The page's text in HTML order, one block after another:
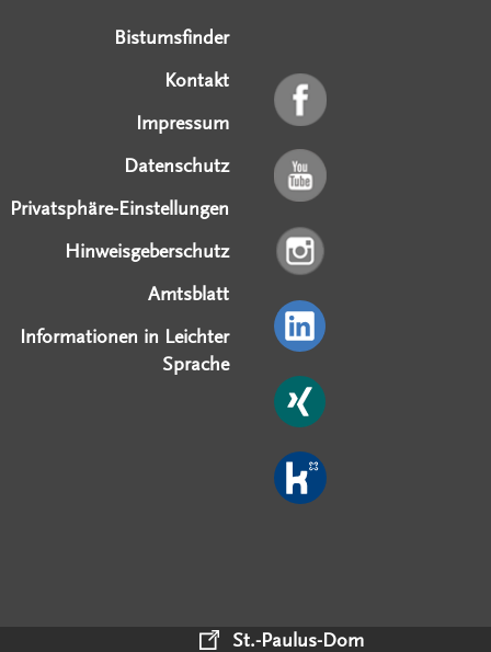
Bistumsfinder
Kontakt
Impressum
Datenschutz
Privatsphäre-Einstellungen
Hinweisgeberschutz
Amtsblatt
Informationen in Leichter
Sprache
St.-Paulus-Dom